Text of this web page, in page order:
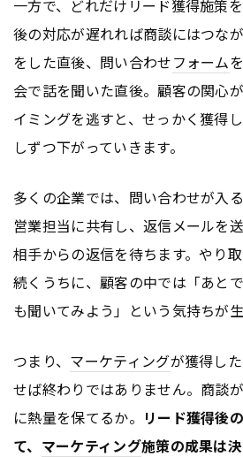
一方で、どれだけリード獲得施策
後の対応が遅れれば商談にはつな
をした直後、問い合わせフォーム
会で話を聞いた直後。顧客の関心
イミングを逃すと、せっかく獲得
しずつ下がっていきます。
多くの企業では、問い合わせが入
営業担当に共有し、返信メールを
相手からの返信を待ちます。やり
続くうちに、顧客の中では「あと
も聞いてみよう」という気持ちが生
つまり、 マーケティングが獲得し
せば終わりではありません。商談
に熱量を保てるか。 リード獲得後
て、 マーケティング施策の成果は